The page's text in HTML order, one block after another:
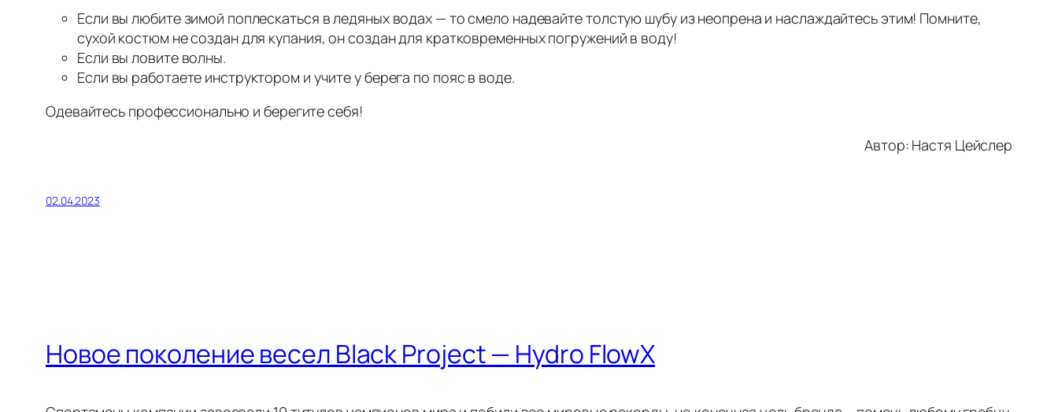
Если вы любите зимой поплескаться в ледяных водах — то смело надевайте толстую шубу из неопрена и наслаждайтесь этим! Помните,
сухой костюм не создан для купания, он создан для кратковременных погружений в воду!
Если вы ловите волны.
Если вы работаете инструктором и учите у берега по пояс в воде.
Одевайтесь профессионально и берегите себя!
Автор: Настя Цейслер
02.04.2023
Новое поколение весел Black Project — Hydro FlowX